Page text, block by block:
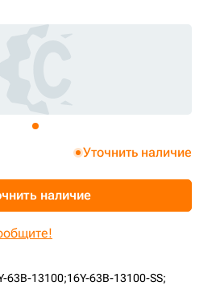
63B-13100;16Y-63B-13100-SS;
Уточнить наличие
наличие